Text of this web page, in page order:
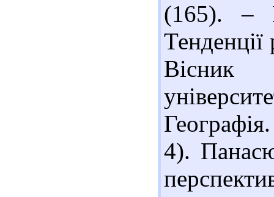
(165). –
Вісник
4).